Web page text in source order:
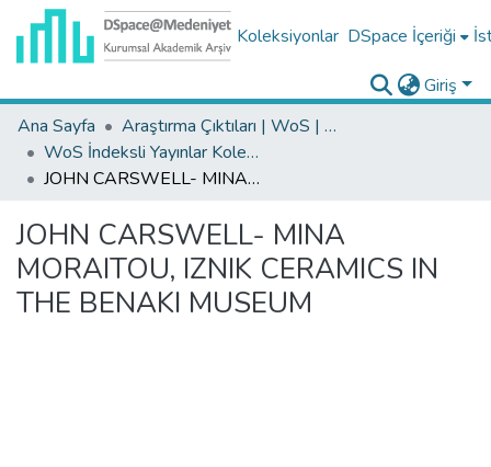
Koleksiyonlar DSpace İçeriği
Giriş
Ana Sayfa
Araştırma Çıktıları | WoS | Scopus | TR-Dizin | PubMed
WoS İndeksli Yayınlar Koleksiyonu
JOHN CARSWELL- MINA MORAITOU, IZNIK CERAMICS IN THE BENAKI MUSEUM
JOHN CARSWELL- MINA
MORAITOU, IZNIK CERAMICS IN
THE BENAKI MUSEUM